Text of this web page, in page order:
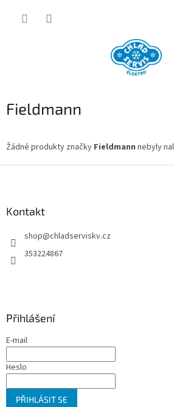
Fieldmann
Žádné produkty značky Fieldmann nebyly
Kontakt
shop@chladserviskv.cz
353224867
Přihlášení
E-mail
Heslo
PŘIHLÁSIT SE